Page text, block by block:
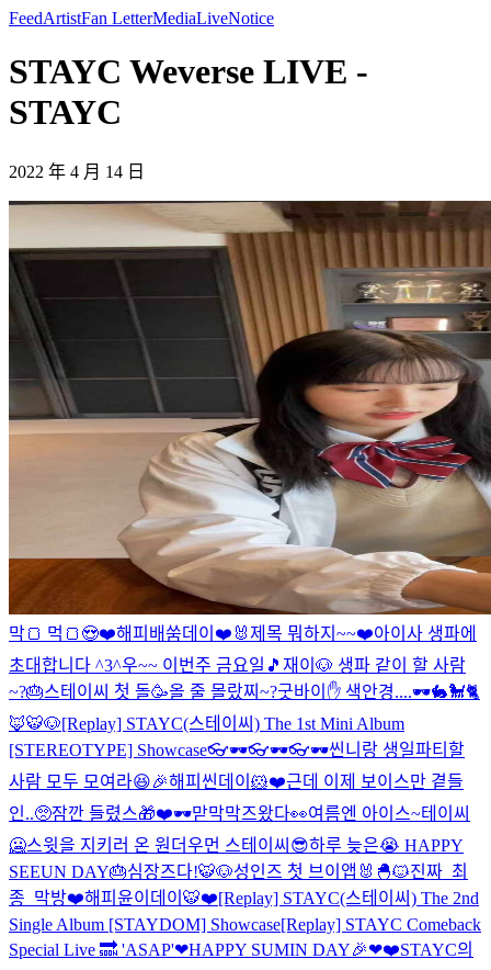
FeedArtistFan LetterMediaLiveNotice
STAYC Weverse LIVE -
STAYC
2022 年 4 月 14 日
막🍞 먹🍞😍❤️해피배쑴데이❤️🐰제목 뭐하지~~❤️아이사 생파에
초대합니다 ^3^우~~ 이번주 금요일🎵 재이🐶 생파 같이 할 사람
~?🎂스테이씨 첫 돌🥳올 줄 몰랐찌~?굿바이✋ 색안경....🕶🐇🐩🐈
🦊🐯🐶[Replay] STAYC(스테이씨) The 1st Mini Album
[STEREOTYPE] Showcase👓🕶👓🕶👓🕶씬니랑 생일파티할
사람 모두 모여라😆🎉해피씬데이🐹❤️근데 이제 보이스만 곁들
인..🥺잠깐 들렸스🎁❤️🕶맏막막즈왔다👀여름엔 아이스~테이씨
🥶스윗을 지키러 온 원더우먼 스테이씨😎하루 늦은😭 HAPPY
SEEUN DAY🎂심장즈다!🐯🐶성인즈 첫 브이앱🐰🐣🐱진짜_최
종_막방❤️해피윤이데이🐯❤️[Replay] STAYC(스테이씨) The 2nd
Single Album [STAYDOM] Showcase[Replay] STAYC Comeback
Special Live 🔜 'ASAP'❤HAPPY SUMIN DAY🎉❤❤️STAYC의